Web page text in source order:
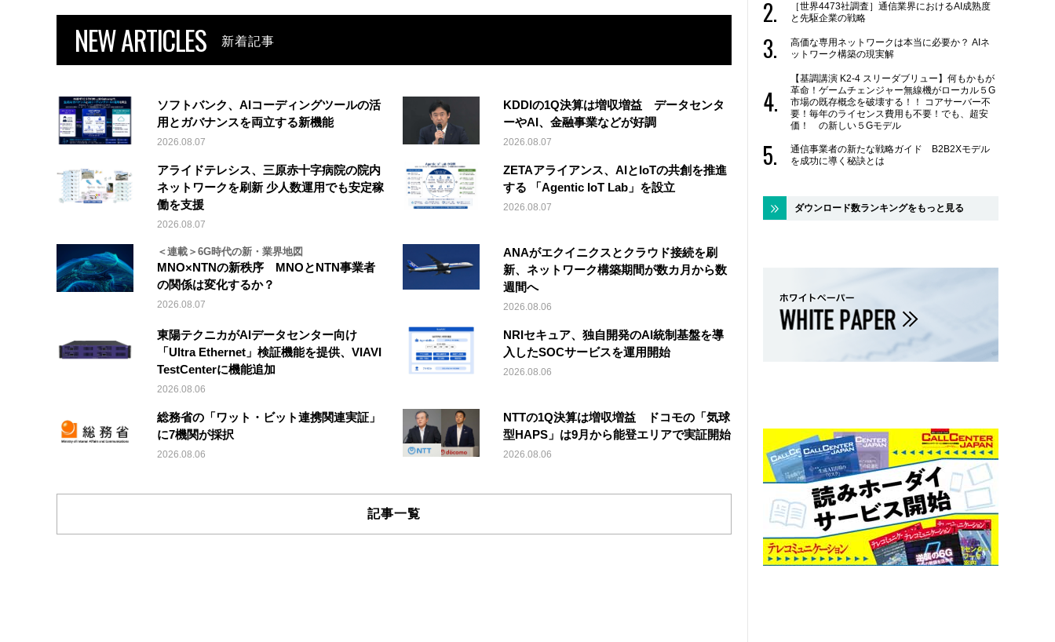
NEW ARTICLES 新着記事
ソフトバンク、AIコーディングツールの活
用とガバナンスを両立する新機能
2026.08.07
KDDIの1Q決算は増収増益 データセンタ
ーやAI、金融事業などが好調
2026.08.07
アライドテレシス、三原赤十字病院の院内
ネットワークを刷新 少人数運用でも安定稼
働を支援
2026.08.07
ZETAアライアンス、AIとIoTの共創を推進
する 「Agentic IoT Lab」を設立
2026.08.07
＜連載＞6G時代の新・業界地図
MNO×NTNの新秩序 MNOとNTN事業者
の関係は変化するか？
2026.08.07
ANAがエクイニクスとクラウド接続を刷
新、ネットワーク構築期間が数カ月から数
週間へ
2026.08.06
東陽テクニカがAIデータセンター向け
「Ultra Ethernet」検証機能を提供、VIAVI
TestCenterに機能追加
2026.08.06
NRIセキュア、独自開発のAI統制基盤を導
入したSOCサービスを運用開始
2026.08.06
総務省の「ワット・ビット連携関連実証」
に7機関が採択
2026.08.06
NTTの1Q決算は増収増益 ドコモの「気球
型HAPS」は9月から能登エリアで実証開始
2026.08.06
記事一覧
［世界4473社調査］通信業界におけるAI成熟度
と先駆企業の戦略
高価な専用ネットワークは本当に必要か？ AIネ
ットワーク構築の現実解
【基調講演 K2-4 スリーダブリュー】何もかもが
革命！ゲームチェンジャー無線機がローカル５G
市場の既存概念を破壊する！！ コアサーバー不
要！毎年のライセンス費用も不要！でも、超安
価！ の新しい５Gモデル
通信事業者の新たな戦略ガイド B2B2Xモデル
を成功に導く秘訣とは
ダウンロード数ランキングをもっと見る